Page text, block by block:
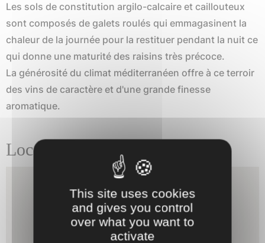
Les sols de constitution argilo-calcaire et caillouteux
sont composés de galets roulés qui emmagasinent la
chaleur de la journée pour la restituer pendant la nuit ce
qui donne une maturité des raisins très précoce.
La générosité du climat méditerranéen offre à ce terroir
des vins de caractère et d'une grande finesse
aromatique.
Localisation
This site uses cookies
and gives you control
over what you want to
activate